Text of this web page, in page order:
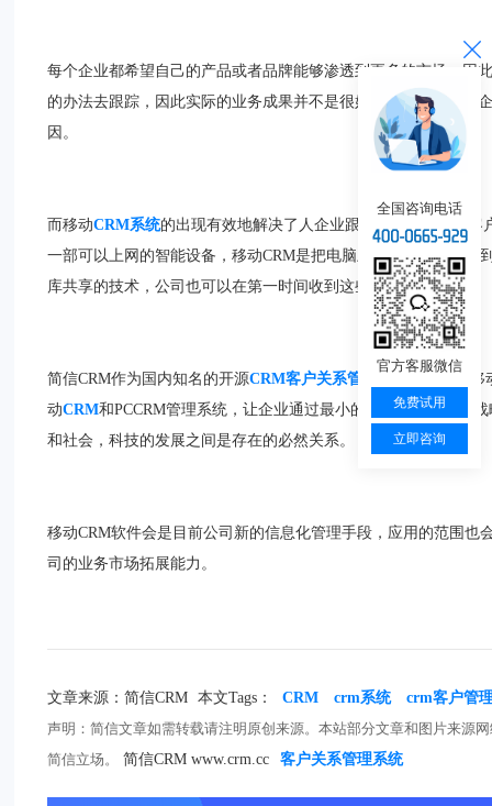
每个企业都希望自己的产品或者品牌能够渗透到更多的市场，因
的办法去跟踪，因此实际的业务成果并不是很好，这也是为什么
因。
而移动CRM系统的出现有效地解决了人企业跟踪业务难，市场
一部可以上网的智能设备，移动CRM是把电脑上的管理软件移
库共享的技术，公司也可以在第一时间收到这些客户的信息。
简信CRM作为国内知名的开源CRM客户关系管理系统
厂商，在
动CRM和PCCRM管理系统，让企业通过最小的成本来享受最具
和社会，科技的发展之间是存在的必然关系。
移动CRM软件会是目前公司新的信息化管理手段，应用的范围
司的业务市场拓展能力。
文章来源：简信CRM 本文Tags： CRM crm系统
crm客户管
声明：简信文章如需转载请注明原创来源。本站部分文章和图片来源
简信立场。
简信CRM www.crm.cc 客户关系管理系统
全国咨询电话
官方客服微信
免费试用
立即咨询